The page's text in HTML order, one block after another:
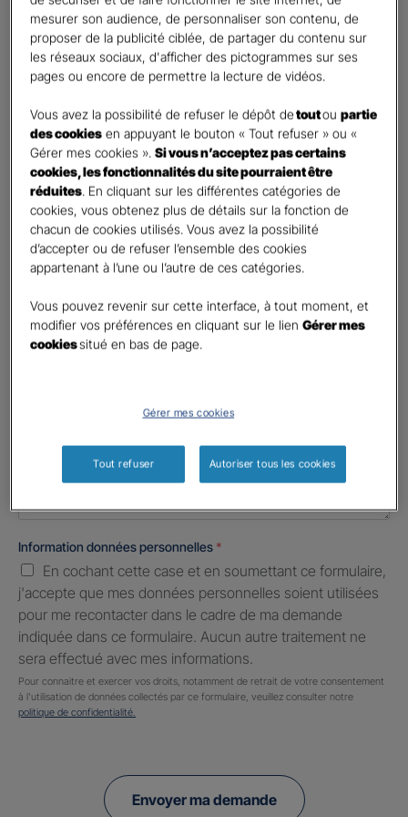
Vos informations :
Etes-vous déjà client Gan assurances ?*
Oui
Non
Civilité *
Madame
Monsieur
Contact*
Téléphone*
No
country
Informations complémentaires (facultatif)
Information données personnelles *
En cochant cette case et en soumettant ce formulaire,
j'accepte que mes données personnelles soient utilisées
pour me recontacter dans le cadre de ma demande
indiquée dans ce formulaire. Aucun autre traitement ne
sera effectué avec mes informations.
Pour connaitre et exercer vos droits, notamment de retrait de votre consentement
à l'utilisation de données collectés par ce formulaire, veuillez consulter notre
politique de confidentialité.
Envoyer ma demande
mesurer son audience, de personnaliser son contenu, de
proposer de la publicité ciblée, de partager du contenu sur
les réseaux sociaux, d'afficher des pictogrammes sur ses
pages ou encore de permettre la lecture de vidéos.
Vous avez la possibilité de refuser le dépôt detoutoupartie
des cookies en appuyant le bouton « Tout refuser » ou «
Gérer mes cookies ».Si vous n’acceptez pas certains
cookies, les fonctionnalités du site pourraient être
réduites. En cliquant sur les différentes catégories de
cookies, vous obtenez plus de détails sur la fonction de
chacun de cookies utilisés. Vous avez la possibilité
d’accepter ou de refuser l’ensemble des cookies
appartenant à l’une ou l’autre de ces catégories.
Vous pouvez revenir sur cette interface, à tout moment, et
modifier vos préférences en cliquant sur le lienGérer mes
cookiessitué en bas de page.
Gérer mes cookies
Tout refuser Autoriser tous les cookies